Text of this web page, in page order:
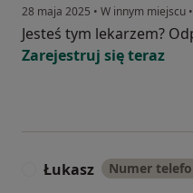
28 maja 2025 • W innym miejscu •
Jesteś tym lekarzem?
Zarejestruj się teraz
Łukasz Numer